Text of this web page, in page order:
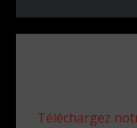
Téléchargez